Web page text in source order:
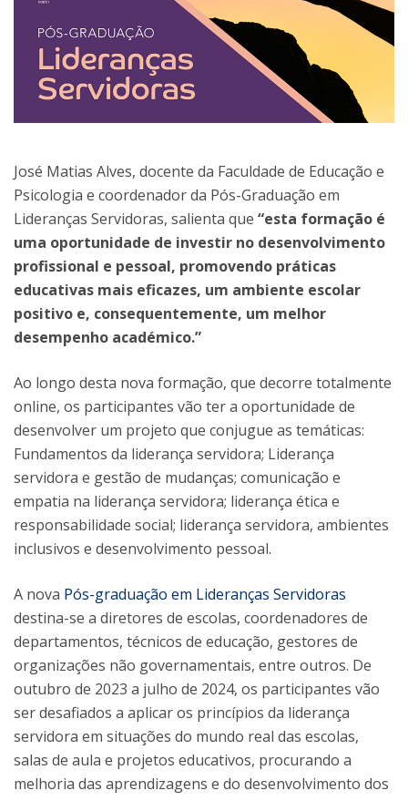
José Matias Alves, docente da Faculdade de Educação e
Psicologia e coordenador da Pós-Graduação em
Lideranças Servidoras, salienta que “esta formação é
uma oportunidade de investir no desenvolvimento
profissional e pessoal, promovendo práticas
educativas mais eficazes, um ambiente escolar
positivo e, consequentemente, um melhor
desempenho académico.”
Ao longo desta nova formação, que decorre totalmente
online, os participantes vão ter a oportunidade de
desenvolver um projeto que conjugue as temáticas:
Fundamentos da liderança servidora; Liderança
servidora e gestão de mudanças; comunicação e
empatia na liderança servidora; liderança ética e
responsabilidade social; liderança servidora, ambientes
inclusivos e desenvolvimento pessoal.
A nova Pós-graduação em Lideranças Servidoras
destina-se a diretores de escolas, coordenadores de
departamentos, técnicos de educação, gestores de
organizações não governamentais, entre outros. De
outubro de 2023 a julho de 2024, os participantes vão
ser desafiados a aplicar os princípios da liderança
servidora em situações do mundo real das escolas,
salas de aula e projetos educativos, procurando a
melhoria das aprendizagens e do desenvolvimento dos